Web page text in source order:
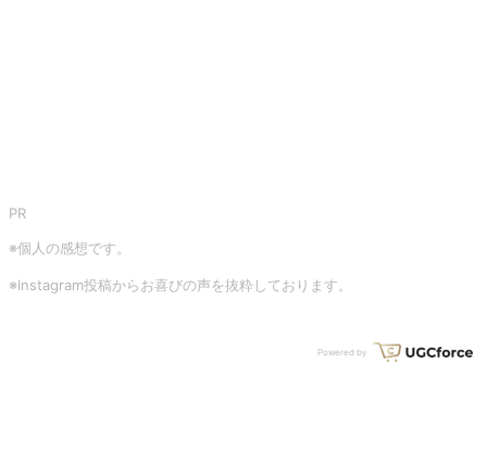
PR
※個人の感想です。
※Instagram投稿からお喜びの声を抜粋しております。
Powered by